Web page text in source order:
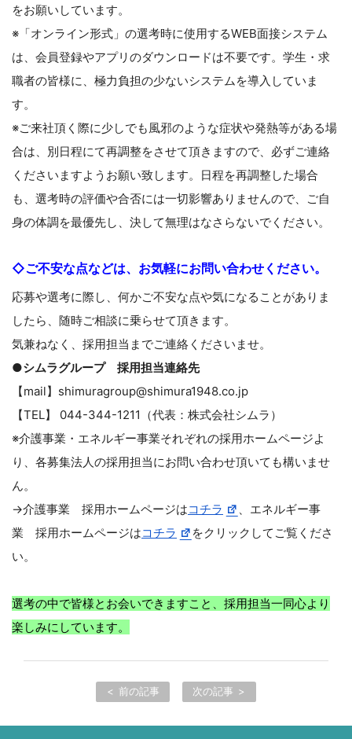
をお願いしています。
※「オンライン形式」の選考時に使用するWEB面接システム
は、会員登録やアプリのダウンロードは不要です。学生・求
職者の皆様に、極力負担の少ないシステムを導入していま
す。
※ご来社頂く際に少しでも風邪のような症状や発熱等がある場
合は、別日程にて再調整をさせて頂きますので、必ずご連絡
くださいますようお願い致します。日程を再調整した場合
も、選考時の評価や合否には一切影響ありませんので、ご自
身の体調を最優先し、決して無理はなさらないでください。
◇ご不安な点などは、お気軽にお問い合わせください。
応募や選考に際し、何かご不安な点や気になることがありま
したら、随時ご相談に乗らせて頂きます。
気兼ねなく、採用担当までご連絡くださいませ。
●シムラグループ 採用担当連絡先
【mail】shimuragroup@shimura1948.co.jp
【TEL】 044-344-1211（代表：株式会社シムラ）
※介護事業・エネルギー事業それぞれの採用ホームページよ
り、各募集法人の採用担当にお問い合わせ頂いても構いませ
ん。
→介護事業 採用ホームページはコチラ
、エネルギー事
業 採用ホームページはコチラ
をクリックしてご覧くださ
い。
選考の中で皆様とお会いできますこと、採用担当一同心より
楽しみにしています。
前の記事 次の記事